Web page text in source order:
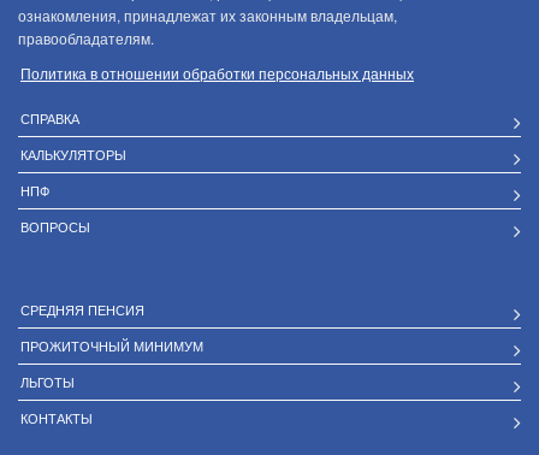
ознакомления, принадлежат их законным владельцам,
правообладателям.
Политика в отношении обработки персональных данных
СПРАВКА
КАЛЬКУЛЯТОРЫ
НПФ
ВОПРОСЫ
СРЕДНЯЯ ПЕНСИЯ
ПРОЖИТОЧНЫЙ МИНИМУМ
ЛЬГОТЫ
КОНТАКТЫ